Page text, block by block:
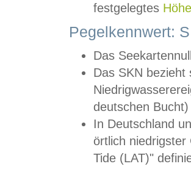
festgelegtes
Pegelkennwert:
Das
Das SKN
deutschen
In Deutschland
örtlich
Tide (LAT)"